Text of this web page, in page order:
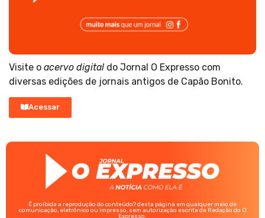
Visite o acervo digital do Jornal O Expresso com
diversas edições de jornais antigos de Capão Bonito.
Acessar
É proibida a reprodução do conteúdo? desta página em qualquer meio de
comunicação, eletrônico ou impresso, sem autorização escrita da Redação do O
Expresso.